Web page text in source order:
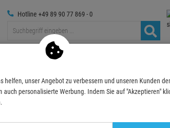
Hotline +49 89 90 77 869 - 0
Medientechnik
Lee Filter Standard Bogen 25cm LEE-Filters, Nr. 130,
helfen, unser Angebot zu verbessern und unseren Kunden
personalisierte Werbung. Indem Sie auf "Akzeptieren"